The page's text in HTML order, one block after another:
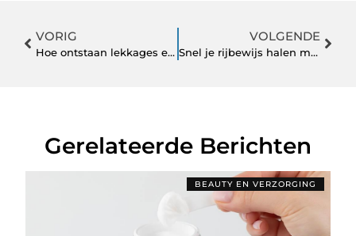
VORIG
Hoe ontstaan lekkages en hoe kunnen ze worden voorkomen?
VOLGENDE
Snel je rijbewijs halen met hulp van 123-Theorie
Gerelateerde Berichten
BEAUTY EN VERZORGING